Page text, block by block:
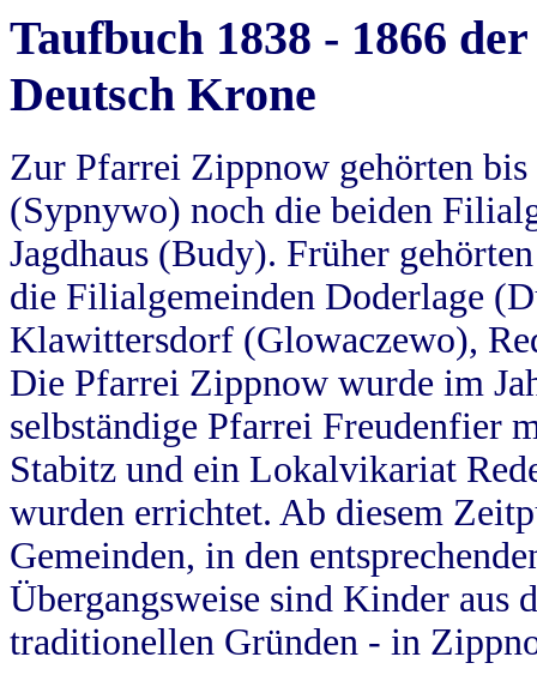
Taufbuch 1838 - 1866
Deutsch Krone
Zur Pfarrei Zippnow gehörten
(Sypnywo) noch die beiden
Jagdhaus (Budy). Früher
die Filialgemeinden Doderlage
Klawittersdorf (Glowaczewo),
Die Pfarrei Zippnow wurde im
selbständige Pfarrei Freudenfier
Stabitz und ein Lokalvikariat
wurden errichtet. Ab diesem
Gemeinden, in den
Übergangsweise sind Kinder aus
traditionellen Gründen - in